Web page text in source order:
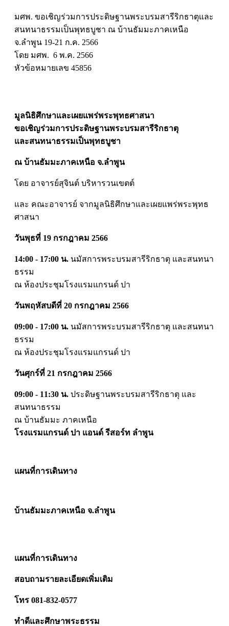
มศพ. ขอเชิญร่วมการประดิษฐานพระบรมสารีริกธาตุและ
สนทนาธรรมเป็นพุทธบูชา ณ บ้านธัมมะภาคเหนือ
จ.ลำพูน 19-21 ก.ค. 2566
โดย มศพ. 6 พ.ค. 2566
หัวข้อหมายเลข 45856
มูลนิธิศึกษาและเผยแพร่พระพุทธศาสนา
ขอเชิญร่วมการประดิษฐานพระบรมสารีริกธาตุ
และสนทนาธรรมเป็นพุทธบูชา
ณ บ้านธัมมะภาคเหนือ จ.ลำพูน
โดย อาจารย์สุจินต์ บริหารวนเขตต์
และ คณะอาจารย์ จากมูลนิธิศึกษาและเผยแพร่พระพุทธ
ศาสนา
วันพุธที่ 19 กรกฎาคม 2566
14:00 - 17:00 น. นมัสการพระบรมสารีริกธาตุ และสนทนา
ธรรม
ณ ห้องประชุมโรงแรมแกรนด์ ปา
วันพฤหัสบดีที่ 20 กรกฎาคม 2566
09:00 - 17:00 น. นมัสการพระบรมสารีริกธาตุ และสนทนา
ธรรม
ณ ห้องประชุมโรงแรมแกรนด์ ปา
วันศุกร์ที่ 21 กรกฎาคม 2566
09:00 - 11:30 น. ประดิษฐานพระบรมสารีริกธาตุ และ
สนทนาธรรม
ณ บ้านธัมมะ ภาคเหนือ
โรงแรมแกรนด์ ปา แอนด์ รีสอร์ท ลำพูน
แผนที่การเดินทาง
บ้านธัมมะภาคเหนือ จ.ลำพูน
แผนที่การเดินทาง
สอบถามรายละเอียดเพิ่มเติม
โทร 081-832-0577
ทำดีและศึกษาพระธรรม